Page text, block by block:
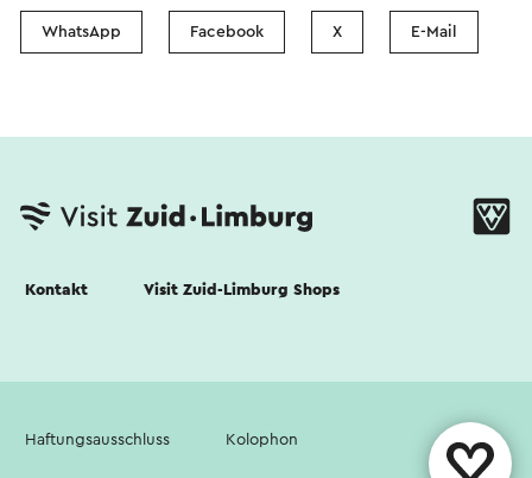
WhatsApp Facebook X E-Mail
Kontakt Visit Zuid-Limburg Shops
Haftungsausschluss Kolophon